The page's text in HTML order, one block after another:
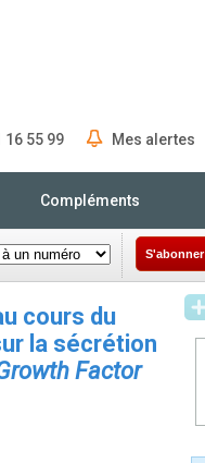
16 55 99 Mes alertes
Compléments
S'abonner
cours du
la sécrétion
Factor